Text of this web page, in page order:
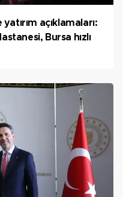
açıklamaları:
Bursa hızlı